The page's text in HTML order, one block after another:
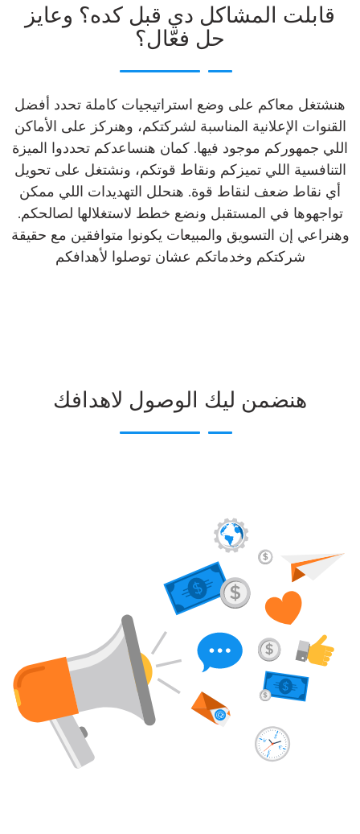
قابلت المشاكل دي قبل كده؟ وعايز
حل فعّال؟
هنشتغل معاكم على وضع استراتيجيات كاملة تحدد أفضل
القنوات الإعلانية المناسبة لشركتكم، وهنركز على الأماكن
اللي جمهوركم موجود فيها. كمان هنساعدكم تحددوا الميزة
التنافسية اللي تميزكم ونقاط قوتكم، ونشتغل على تحويل
أي نقاط ضعف لنقاط قوة. هنحلل التهديدات اللي ممكن
تواجهوها في المستقبل ونضع خطط لاستغلالها لصالحكم.
وهنراعي إن التسويق والمبيعات يكونوا متوافقين مع حقيقة
شركتكم وخدماتكم عشان توصلوا لأهدافكم
هنضمن ليك الوصول لاهدافك